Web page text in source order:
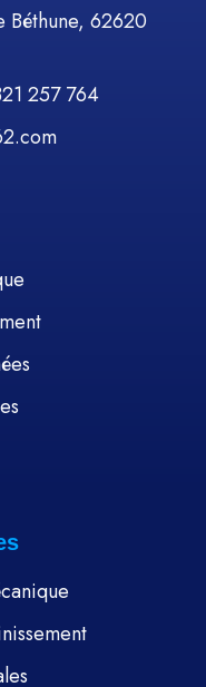
Béthune, 62620
257 764